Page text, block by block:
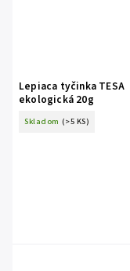
Lepiaca tyčinka TESA
ekologická 20g
Skladom (>5 KS)